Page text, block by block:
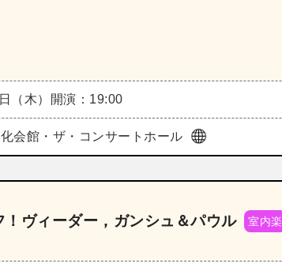
（木） 開演：19:00
会館・ザ・コンサートホール
ヴィーダー，ガンシュ＆パウル 室内楽